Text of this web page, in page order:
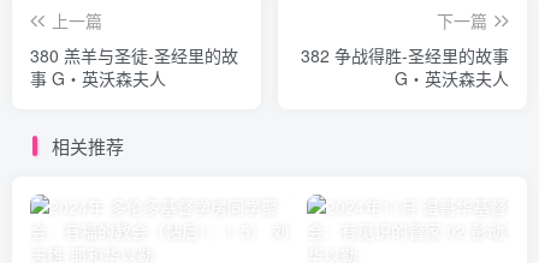
上一篇
380 羔羊与圣徒-圣经里的故
事 G‧英沃森夫人
下一篇
382 争战得胜-圣经里的故事
G‧英沃森夫人
相关推荐